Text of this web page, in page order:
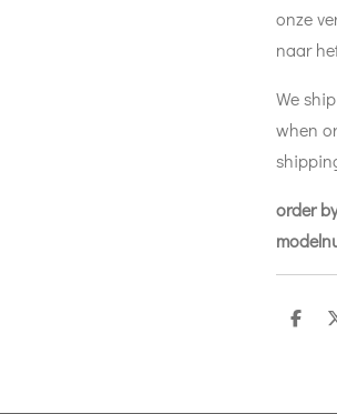
onze
naar
We
when
order
D